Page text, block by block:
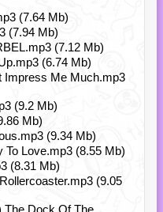
(7.64 Mb)
(7.94 Mb)
(7.12 Mb)
(6.74 Mb)
Impress Me Much.mp3
(9.2 Mb)
Mb)
(9.34 Mb)
To Love.mp3 (8.55 Mb)
(8.31 Mb)
(9.05
The Dock Of The